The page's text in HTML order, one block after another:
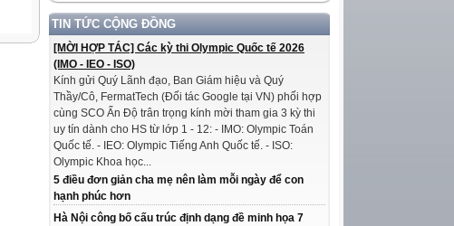
TIN TỨC CỘNG ĐỒNG
[MỜI HỢP TÁC] Các kỳ thi Olympic Quốc tế 2026
(IMO - IEO - ISO)
Kính gửi Quý Lãnh đạo, Ban Giám hiệu và Quý
Thầy/Cô, FermatTech (Đối tác Google tại VN) phối hợp
cùng SCO Ấn Độ trân trọng kính mời tham gia 3 kỳ thi
uy tín dành cho HS từ lớp 1 - 12: - IMO: Olympic Toán
Quốc tế. - IEO: Olympic Tiếng Anh Quốc tế. - ISO:
Olympic Khoa học...
5 điều đơn giản cha mẹ nên làm mỗi ngày để con
hạnh phúc hơn
Hà Nội công bố cấu trúc định dạng đề minh họa 7